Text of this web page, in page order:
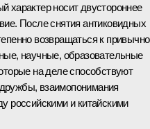
характер носит двустороннее
После снятия антиковидных
возвращаться к
научные, образовательные
на деле способствуют
взаимопонимания
российскими и китайскими